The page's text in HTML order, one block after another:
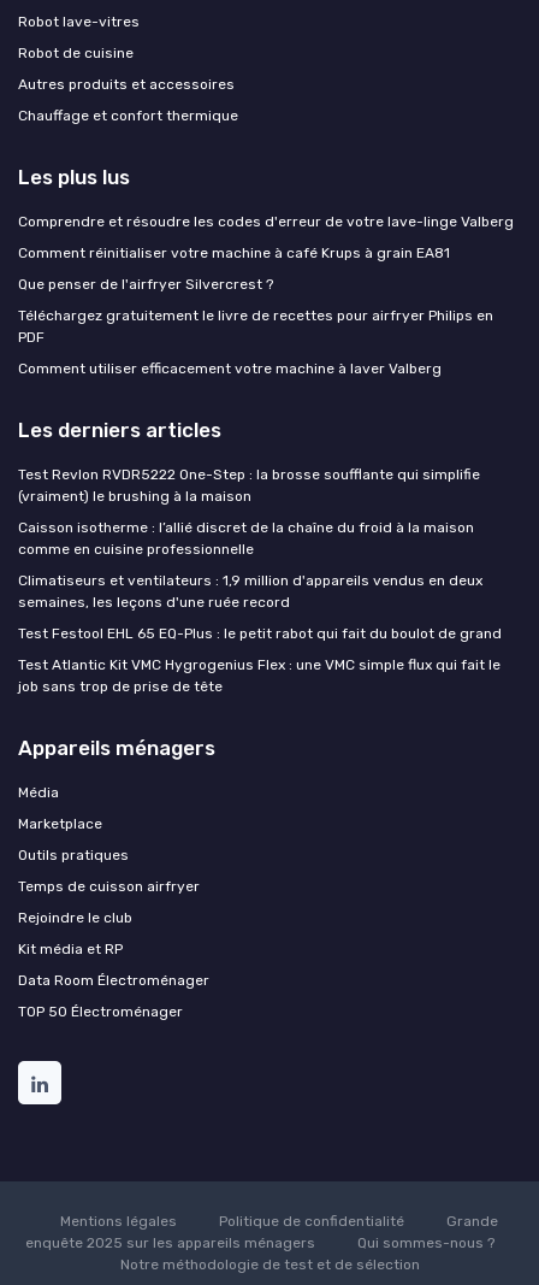
Robot lave-vitres
Robot de cuisine
Autres produits et accessoires
Chauffage et confort thermique
Les plus lus
Comprendre et résoudre les codes d'erreur de votre lave-linge Valberg
Comment réinitialiser votre machine à café Krups à grain EA81
Que penser de l'airfryer Silvercrest ?
Téléchargez gratuitement le livre de recettes pour airfryer Philips en
PDF
Comment utiliser efficacement votre machine à laver Valberg
Les derniers articles
Test Revlon RVDR5222 One-Step : la brosse soufflante qui simplifie
(vraiment) le brushing à la maison
Caisson isotherme : l’allié discret de la chaîne du froid à la maison
comme en cuisine professionnelle
Climatiseurs et ventilateurs : 1,9 million d'appareils vendus en deux
semaines, les leçons d'une ruée record
Test Festool EHL 65 EQ-Plus : le petit rabot qui fait du boulot de grand
Test Atlantic Kit VMC Hygrogenius Flex : une VMC simple flux qui fait le
job sans trop de prise de tête
Appareils ménagers
Média
Marketplace
Outils pratiques
Temps de cuisson airfryer
Rejoindre le club
Kit média et RP
Data Room Électroménager
TOP 50 Électroménager
Mentions légales Politique de confidentialité
Grande
enquête 2025 sur les appareils ménagers
Qui sommes-nous ?
Notre méthodologie de test et de sélection